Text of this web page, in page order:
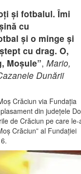
și fotbalul. Îmi
cu
și o minge și
cu drag. O,
Moșule”, Mario,
Dunării
Crăciun via Fundația
din județele
de Crăciun pe care le-
Crăciun” al Fundației